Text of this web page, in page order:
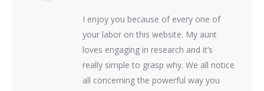
I enjoy you because of every one of
your labor on this website. My aunt
loves engaging in research and it’s
really simple to grasp why. We all notice
all concerning the powerful way you